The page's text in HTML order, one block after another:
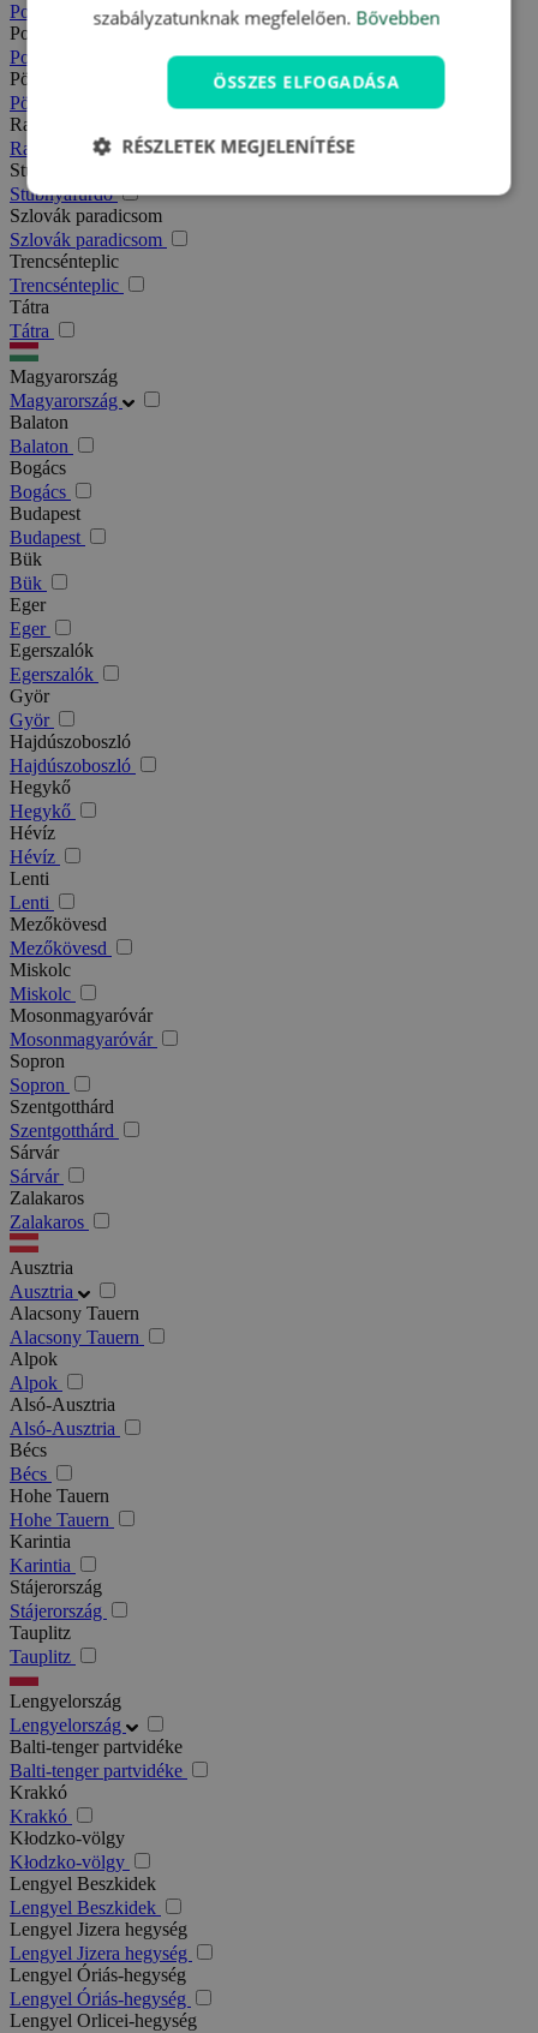
Podhajska
Pozsony
Pozsony
Pöstyén
Pöstyén
Rajecfürdő
Rajecfürdő
Stubnyafürdő
Stubnyafürdő
Szlovák paradicsom
Szlovák paradicsom
Trencsénteplic
Trencsénteplic
Tátra
Tátra
Magyarország
Magyarország
Balaton
Balaton
Bogács
Bogács
Budapest
Budapest
Bük
Bük
Eger
Eger
Egerszalók
Egerszalók
Györ
Györ
Hajdúszoboszló
Hajdúszoboszló
Hegykő
Hegykő
Hévíz
Hévíz
Lenti
Lenti
Mezőkövesd
Mezőkövesd
Miskolc
Miskolc
Mosonmagyaróvár
Mosonmagyaróvár
Sopron
Sopron
Szentgotthárd
Szentgotthárd
Sárvár
Sárvár
Zalakaros
Zalakaros
Ausztria
Ausztria
Alacsony Tauern
Alacsony Tauern
Alpok
Alpok
Alsó-Ausztria
Alsó-Ausztria
Bécs
Bécs
Hohe Tauern
Hohe Tauern
Karintia
Karintia
Stájerország
Stájerország
Tauplitz
Tauplitz
Lengyelország
Lengyelország
Balti-tenger partvidéke
Balti-tenger partvidéke
Krakkó
Krakkó
Kłodzko-völgy
Kłodzko-völgy
Lengyel Beszkidek
Lengyel Beszkidek
Lengyel Jizera hegység
Lengyel Jizera hegység
Lengyel Óriás-hegység
Lengyel Óriás-hegység
Lengyel Orlicei-hegység
szabályzatunknak megfelelően. Bővebben
ÖSSZES ELFOGADÁSA
RÉSZLETEK MEGJELENÍTÉSE